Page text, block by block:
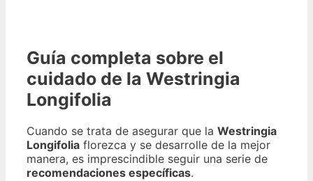
Guía completa sobre el
cuidado de la Westringia
Longifolia
Cuando se trata de asegurar que la Westringia
Longifolia florezca y se desarrolle de la mejor
manera, es imprescindible seguir una serie de
recomendaciones específicas.